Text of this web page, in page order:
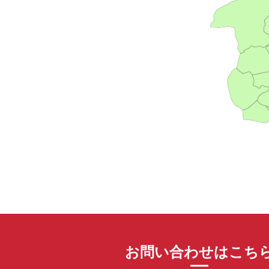
お問い合わせはこち